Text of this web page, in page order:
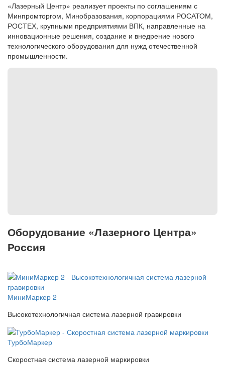
«Лазерный Центр» реализует проекты по соглашениям с
Минпромторгом, Минобразования, корпорациями РОСАТОМ,
РОСТЕХ, крупными предприятиями ВПК, направленные на
инновационные решения, создание и внедрение нового
технологического оборудования для нужд отечественной
промышленности.
Оборудование «Лазерного Центра»
Россия
МиниМаркер 2
Высокотехнологичная система лазерной гравировки
ТурбоМаркер
Скоростная система лазерной маркировки